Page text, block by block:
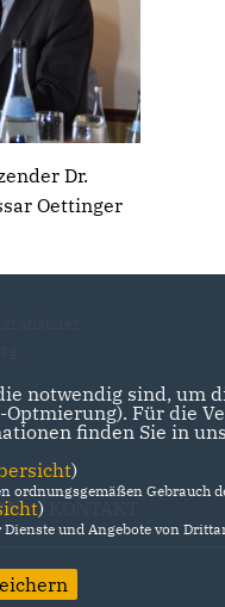
Dr.
Oettinger
notwendig sind,
Optmierung). Für die
finden Sie in
)
ordnungsgemäßen Gebrauch
)
und Angebote von